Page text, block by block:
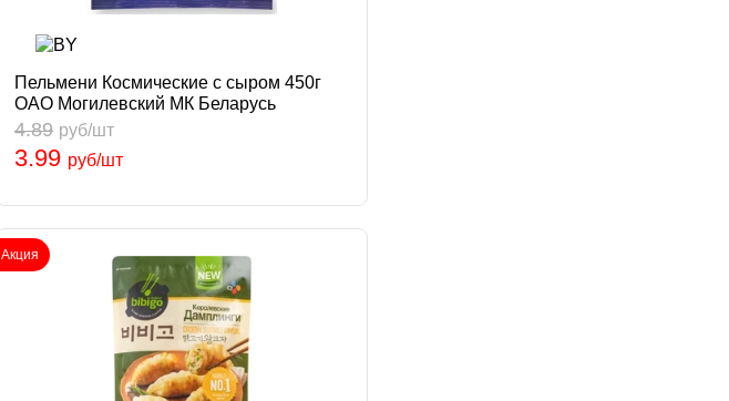
Пельмени Космические с сыром 450г
ОАО Могилевский МК Беларусь
3.99 руб/шт
4.89 руб/шт
Акция